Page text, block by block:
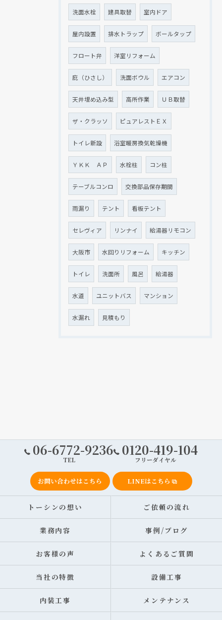
洗面水栓 建具取替 室内ドア
屋内設置 排水トラップ ボールタップ
フロート弁 洋室リフォーム
庇（ひさし） 洗面ボウル エアコン
天井埋め込み型 高所作業 ＵＢ取替
ザ・クラッソ ピュアレストＥＸ
トイレ新設 浴室暖房換気乾燥機
ＹＫＫ ＡＰ 水栓柱 コン柱
テーブルコンロ 交換部品保存期間
雨漏り テント 看板テント
セレヴィア リンナイ 給湯器リモコン
大阪市 水回りリフォーム キッチン
トイレ 洗面所 風呂 給湯器
水道 ユニットバス マンション
水漏れ 見積もり
06-6772-9236
TEL
0120-419-104
フリーダイヤル
お問い合わせはこちら LINEはこちら
トーシンの想い ご依頼の流れ
業務内容 事例/ブログ
お客様の声 よくあるご質問
当社の特徴 設備工事
内装工事 メンテナンス